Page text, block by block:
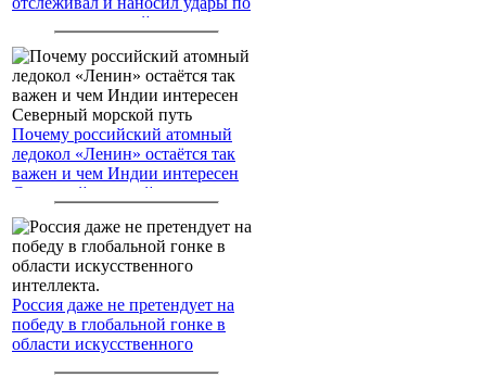
американским войскам
Почему российский атомный
ледокол «Ленин» остаётся так
важен и чем Индии интересен
Северный морской путь
Россия даже не претендует на
победу в глобальной гонке в
области искусственного